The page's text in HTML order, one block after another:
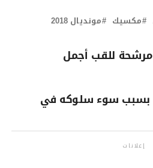
مكسيك مونديال 2018
مرشحة للقب أجمل
بسبب سوء سلوكه في
إعلانات